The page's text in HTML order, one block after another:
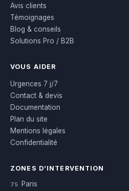
Avis clients
Témoignages
Blog & conseils
Solutions Pro / B2B
VOUS AIDER
Urgences 7 j/7
Contact & devis
Documentation
Plan du site
Mentions légales
Confidentialité
ZONES D’INTERVENTION
75 Paris